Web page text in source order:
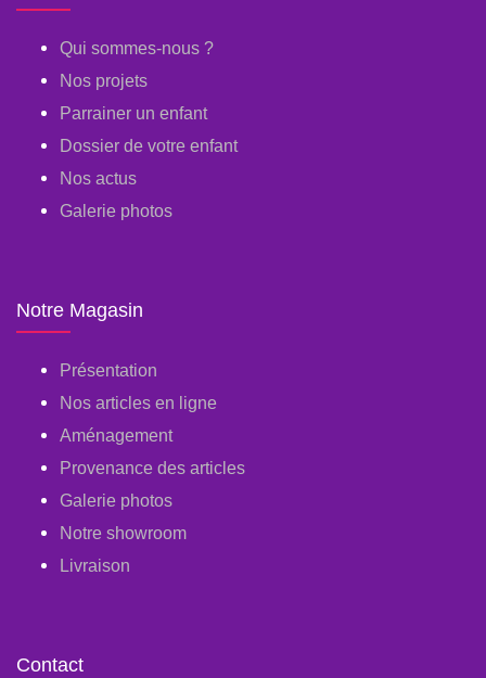
Qui sommes-nous ?
Nos projets
Parrainer un enfant
Dossier de votre enfant
Nos actus
Galerie photos
Notre Magasin
Présentation
Nos articles en ligne
Aménagement
Provenance des articles
Galerie photos
Notre showroom
Livraison
Contact